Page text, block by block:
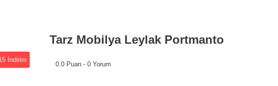
İndirim
Tarz Mobilya Leylak Portmanto
0.0 Puan - 0 Yorum